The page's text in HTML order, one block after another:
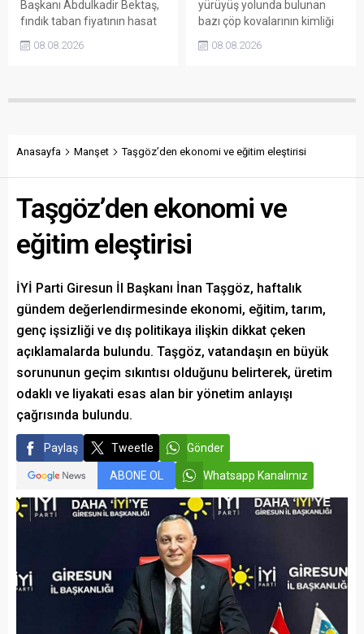
Başkanı Abdulkadir Bektaş,
fındık taban fiyatının hasat
açıklanmamasına tepki
belirterek üreticiyi memnun
savundu.
08.08.2026
yürüyüş yolunda bulunan
bazı çöp kovalarının kimliği
sökülerek çalındığını açıkladı.
vatandaşlardan ihbar
08.08.2026
Anasayfa Manşet Taşgöz’den ekonomi ve eğitim eleştirisi
Taşgöz’den ekonomi ve
eğitim eleştirisi
İYİ Parti Giresun İl Başkanı İnan Taşgöz, haftalık
gündem değerlendirmesinde ekonomi, eğitim, tarım,
genç işsizliği ve dış politikaya ilişkin dikkat çeken
açıklamalarda bulundu. Taşgöz, vatandaşın en büyük
sorununun geçim sıkıntısı olduğunu belirterek, üretim
odaklı ve liyakati esas alan bir yönetim anlayışı
çağrısında bulundu.
Paylaş Tweetle Gönder
ABONE OL Whatsapp Kanalımız